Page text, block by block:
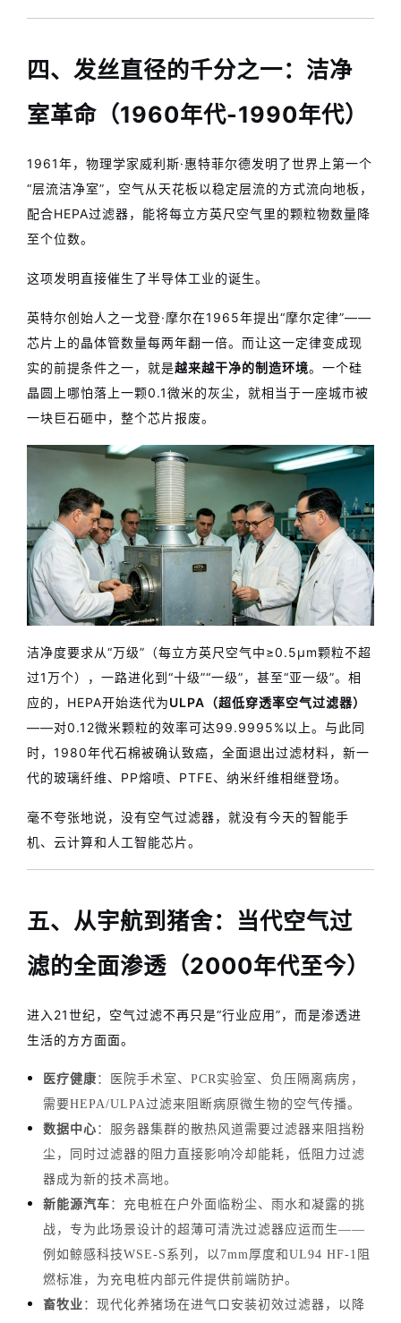
四、发丝直径的千分之一：洁净
室革命（1960年代-1990年代）
1961年，物理学家威利斯·惠特菲尔德发明了世界上第一个
“层流洁净室”，空气从天花板以稳定层流的方式流向地板，
配合HEPA过滤器，能将每立方英尺空气里的颗粒物数量降
至个位数。
这项发明直接催生了半导体工业的诞生。
英特尔创始人之一戈登·摩尔在1965年提出“摩尔定律”——
芯片上的晶体管数量每两年翻一倍。而让这一定律变成现
实的前提条件之一，就是越来越干净的制造环境。一个硅
晶圆上哪怕落上一颗0.1微米的灰尘，就相当于一座城市被
一块巨石砸中，整个芯片报废。
洁净度要求从“万级”（每立方英尺空气中≥0.5μm颗粒不超
过1万个），一路进化到“十级”“一级”，甚至“亚一级”。相
应的，HEPA开始迭代为ULPA（超低穿透率空气过滤器）
——对0.12微米颗粒的效率可达99.9995%以上。与此同
时，1980年代石棉被确认致癌，全面退出过滤材料，新一
代的玻璃纤维、PP熔喷、PTFE、纳米纤维相继登场。
毫不夸张地说，没有空气过滤器，就没有今天的智能手
机、云计算和人工智能芯片。
五、从宇航到猪舍：当代空气过
滤的全面渗透（2000年代至今）
进入21世纪，空气过滤不再只是“行业应用”，而是渗透进
生活的方方面面。
医疗健康 ：医院手术室、PCR实验室、负压隔离病房，
需要HEPA/ULPA过滤来阻断病原微生物的空气传播。
数据中心 ：服务器集群的散热风道需要过滤器来阻挡粉
尘，同时过滤器的阻力直接影响冷却能耗，低阻力过滤
器成为新的技术高地。
新能源汽车 ：充电桩在户外面临粉尘、雨水和凝露的挑
战，专为此场景设计的超薄可清洗过滤器应运而生——
例如鲸感科技WSE-S系列，以7mm厚度和UL94 HF-1阻
燃标准，为充电桩内部元件提供前端防护。
畜牧业 ：现代化养猪场在进气口安装初效过滤器，以降